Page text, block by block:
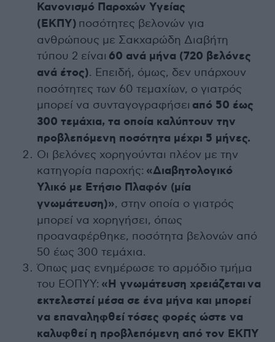
Κανονισμό Παροχών Υγείας
(ΕΚΠΥ) ποσότητες βελονών για
ανθρώπους με Σακχαρώδη Διαβήτη
τύπου 2 είναι 60 ανά μήνα (720 βελόνες
ανά έτος). Επειδή, όμως, δεν υπάρχουν
ποσότητες των 60 τεμαχίων, ο γιατρός
μπορεί να συνταγογραφήσει από 50 έως
300 τεμάχια, τα οποία καλύπτουν την
προβλεπόμενη ποσότητα μέχρι 5 μήνες.
Οι βελόνες χορηγούνται πλέον με την
κατηγορία παροχής: «Διαβητολογικό
Υλικό με Ετήσιο Πλαφόν (μία
γνωμάτευση)», στην οποία ο γιατρός
μπορεί να χορηγήσει, όπως
προαναφέρθηκε, ποσότητα βελονών από
50 έως 300 τεμάχια.
Όπως μας ενημέρωσε το αρμόδιο τμήμα
του ΕΟΠΥΥ: «Η γνωμάτευση χρειάζεταινα
εκτελεστεί μέσα σε ένα μήνα και μπορεί
να επαναληφθεί τόσες φορές ώστε να
καλυφθεί η προβλεπόμενη από τον ΕΚΠΥ